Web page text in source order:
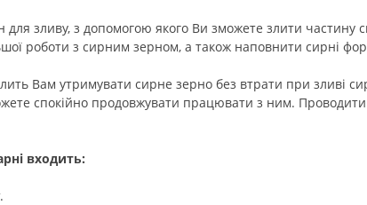
для зливу, з допомогою якого Ви зможете злити
роботи з сирним зерном, а також наповнити сирні
Вам утримувати сирне зерно без втрати при зливі
спокійно продовжувати працювати з ним.
входить: